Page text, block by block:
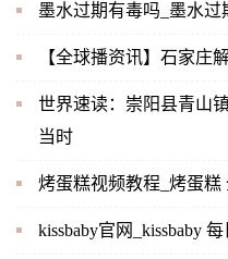
墨水过期有毒吗_墨水
【全球播资讯】石家庄
世界速读：崇阳县青山
当时
烤蛋糕视频教程_烤蛋糕
kissbaby官网_kissbaby